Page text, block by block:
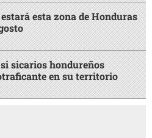
esta zona de Honduras
sicarios hondureños
en su territorio